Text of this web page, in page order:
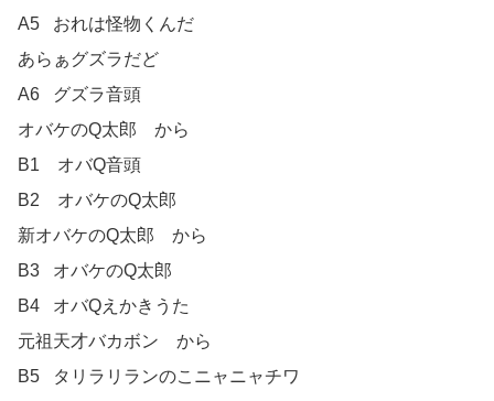
A5	おれは怪物くんだ
あらぁグズラだど
A6	グズラ音頭
オバケのQ太郎　から
B1　オバQ音頭
B2　オバケのQ太郎
新オバケのQ太郎　から
B3	オバケのQ太郎
B4	オバQえかきうた
元祖天才バカボン　から
B5	タリラリランのこニャニャチワ